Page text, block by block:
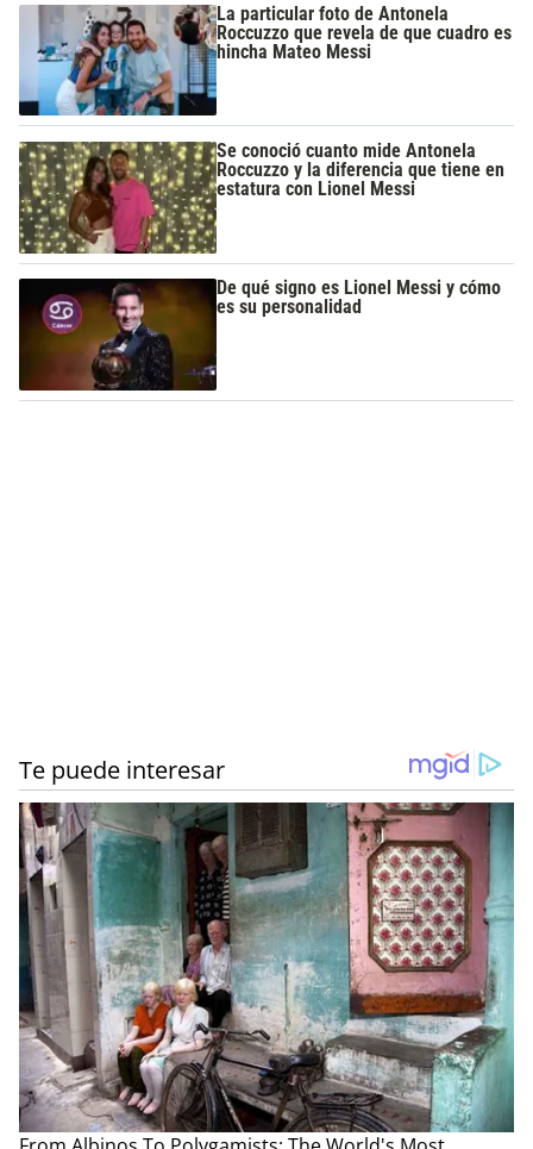
La particular foto de Antonela
Roccuzzo que revela de que cuadro es
hincha Mateo Messi
Se conoció cuanto mide Antonela
Roccuzzo y la diferencia que tiene en
estatura con Lionel Messi
De qué signo es Lionel Messi y cómo
es su personalidad